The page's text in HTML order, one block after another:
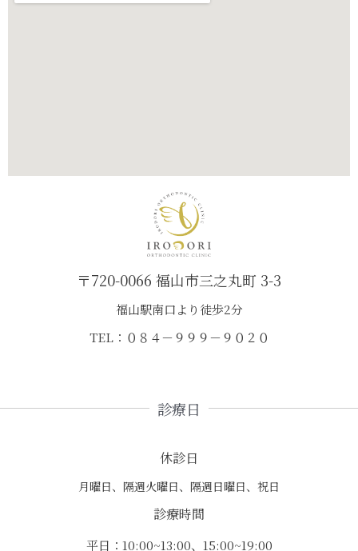
〒720-0066 福山市三之丸町 3-3
福山駅南口より徒歩2分
TEL：０８４－９９９－９０２０
診療日
休診日
月曜日、隔週火曜日、隔週日曜日、祝日
診療時間
平日：10:00~13:00、15:00~19:00